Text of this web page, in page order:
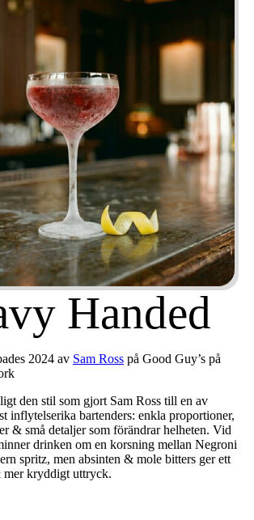
Handed
2024 av Sam Ross på Good Guy’s på
den stil som gjort Sam Ross till en av
inflytelserika bartenders: enkla proportioner,
& små detaljer som förändrar helheten. Vid
drinken om en korsning mellan Negroni
spritz, men absinten & mole bitters ger ett
kryddigt uttryck.